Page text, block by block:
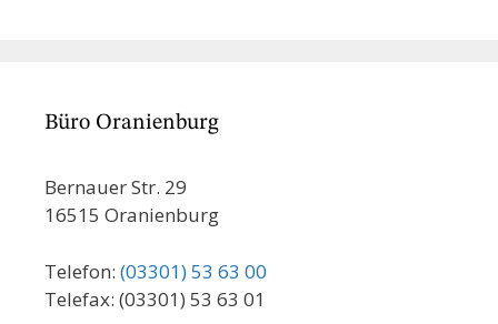
Büro Oranienburg
Bernauer Str. 29
16515 Oranienburg
Telefon: (03301) 53 63 00
Telefax: (03301) 53 63 01